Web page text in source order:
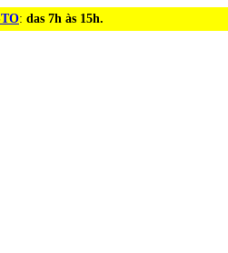
: das 7h às 15h.